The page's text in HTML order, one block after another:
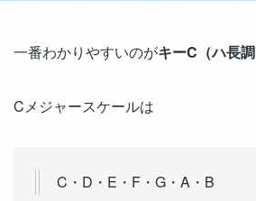
一番わかりやすいのがキーC（ハ長調
Cメジャースケールは
C・D・E・F・G・A・B